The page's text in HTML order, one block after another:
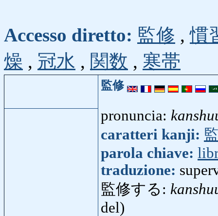
Accesso diretto: 監修 ,慣
燥 , 冠水 , 関数 , 寒帯
監修
pronuncia:
caratteri kanji:
parola chiave:
traduzione:
監修する:
del)